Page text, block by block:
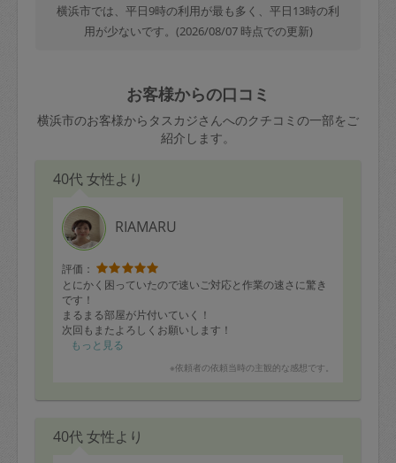
横浜市では、平日9時の利用が最も多く、平日13時の利
用が少ないです。(2026/08/07 時点での更新)
お客様からの口コミ
横浜市のお客様からタスカジさんへのクチコミの一部をご
紹介します。
40代 女性より
RIAMARU
評価：
とにかく困っていたので速いご対応と作業の速さに驚き
です！
まるまる部屋が片付いていく！
次回もまたよろしくお願いします！
もっと見る
※依頼者の依頼当時の主観的な感想です。
40代 女性より